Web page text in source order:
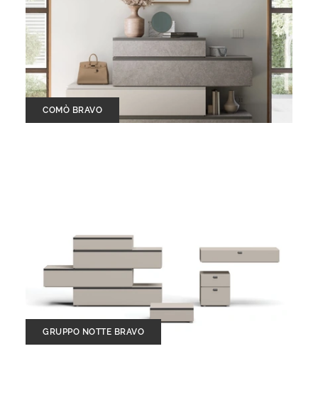
COMÒ BRAVO
GRUPPO NOTTE BRAVO